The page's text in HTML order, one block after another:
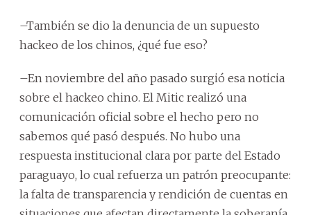
–También se dio la denuncia de un supuesto
hackeo de los chinos, ¿qué fue eso?
–En noviembre del año pasado surgió esa noticia
sobre el hackeo chino. El Mitic realizó una
comunicación oficial sobre el hecho pero no
sabemos qué pasó después. No hubo una
respuesta institucional clara por parte del Estado
paraguayo, lo cual refuerza un patrón preocupante:
la falta de transparencia y rendición de cuentas en